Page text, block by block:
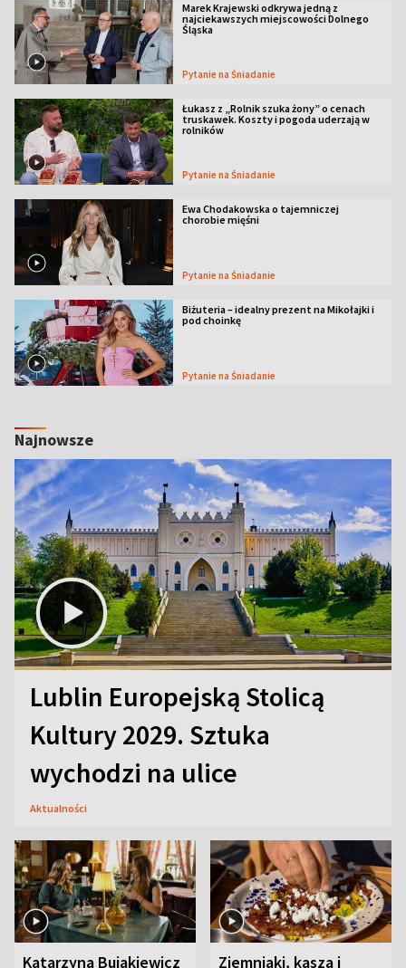
Marek Krajewski odkrywa jedną z
najciekawszych miejscowości Dolnego
Śląska
Pytanie na Śniadanie
Łukasz z „Rolnik szuka żony” o cenach
truskawek. Koszty i pogoda uderzają w
rolników
Pytanie na Śniadanie
Ewa Chodakowska o tajemniczej
chorobie mięśni
Pytanie na Śniadanie
Biżuteria – idealny prezent na Mikołajki i
pod choinkę
Pytanie na Śniadanie
Najnowsze
Lublin Europejską Stolicą
Kultury 2029. Sztuka
wychodzi na ulice
Aktualności
Katarzyna Bujakiewicz Ziemniaki, kasza i